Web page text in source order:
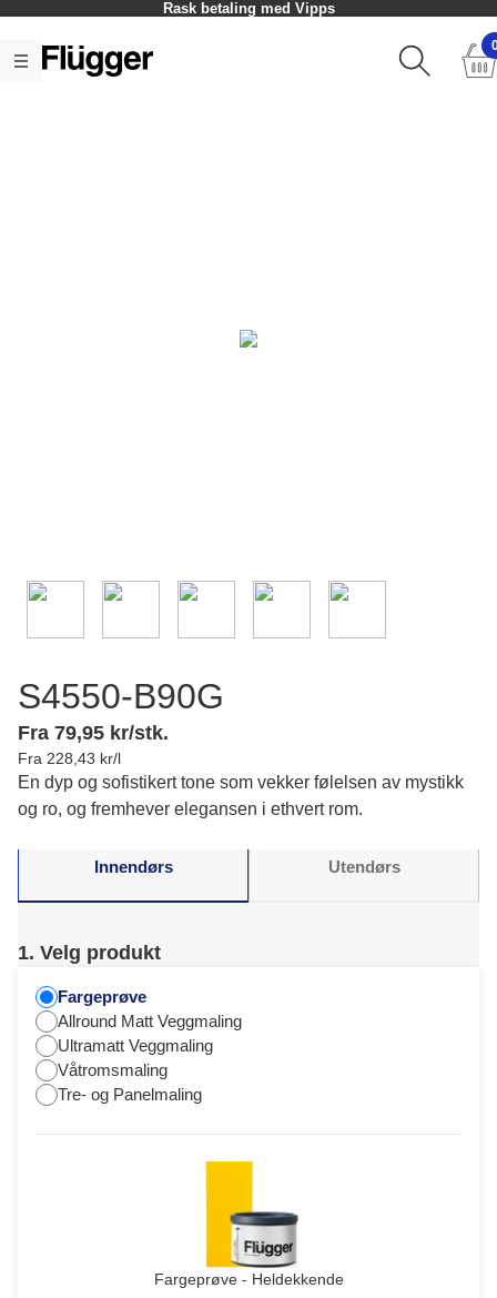
Rask betaling med Vipps
S4550-B90G
Fra 79,95 kr/stk.
Fra 228,43 kr/l
En dyp og sofistikert tone som vekker følelsen av mystikk
og ro, og fremhever elegansen i ethvert rom.
Innendørs Utendørs
1. Velg produkt
Fargeprøve
Allround Matt Veggmaling
Ultramatt Veggmaling
Våtromsmaling
Tre- og Panelmaling
Fargeprøve - Heldekkende